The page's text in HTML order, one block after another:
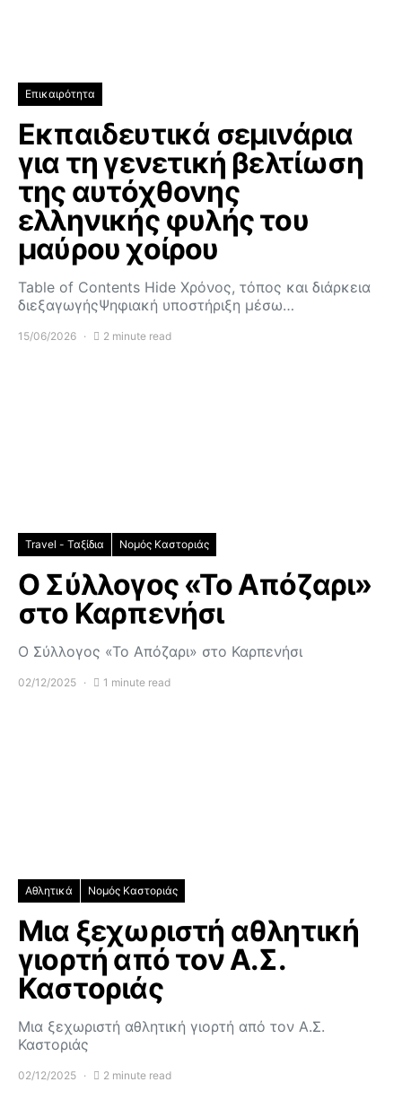
Επικαιρότητα
Εκπαιδευτικά σεμινάρια
για τη γενετική βελτίωση
της αυτόχθονης
ελληνικής φυλής του
μαύρου χοίρου
Table of Contents Hide Χρόνος, τόπος και διάρκεια
διεξαγωγήςΨηφιακή υποστήριξη μέσω…
15/06/2026 2 minute read
Travel - Ταξίδια Νομός Καστοριάς
Ο Σύλλογος «Το Απόζαρι»
στο Καρπενήσι
Ο Σύλλογος «Το Απόζαρι» στο Καρπενήσι
02/12/2025 1 minute read
Αθλητικά Νομός Καστοριάς
Μια ξεχωριστή αθλητική
γιορτή από τον Α.Σ.
Καστοριάς
Μια ξεχωριστή αθλητική γιορτή από τον Α.Σ.
Καστοριάς
02/12/2025 2 minute read